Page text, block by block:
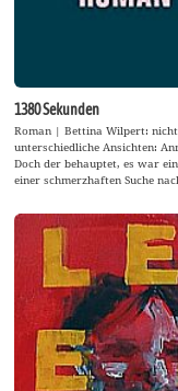
1380 Sekunden
Roman | Bettina Wilpert:
unterschiedliche Ansichten:
Doch der behauptet, es war
einer schmerzhaften Suche